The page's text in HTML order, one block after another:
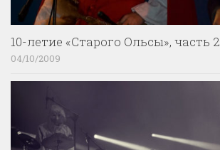
10-летие «Старого Ольсы», часть 2
04/10/2009